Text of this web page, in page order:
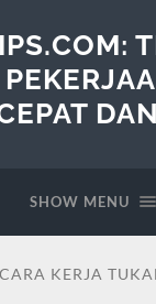
SHOW MENU
CARA KERJA